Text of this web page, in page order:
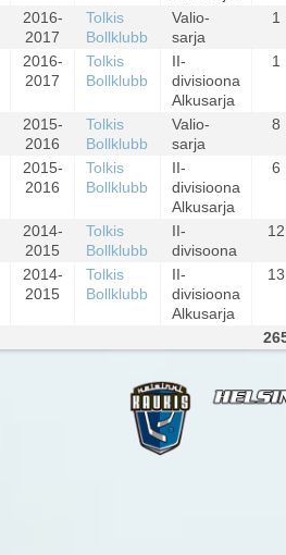
2016-
2017
Tolkis
Bollklubb
Valio-
sarja
1
2016-
2017
Tolkis
Bollklubb
II-
divisioona
Alkusarja
1
2015-
2016
Tolkis
Bollklubb
Valio-
sarja
8
2015-
2016
Tolkis
Bollklubb
II-
divisioona
Alkusarja
6
2014-
2015
Tolkis
Bollklubb
II-
divisoona
12
2014-
2015
Tolkis
Bollklubb
II-
divisioona
Alkusarja
13